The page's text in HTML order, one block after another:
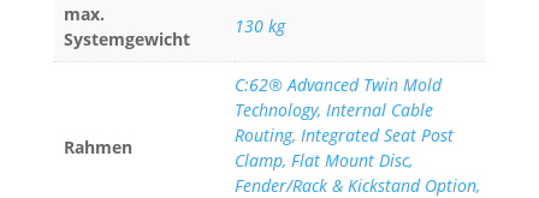
max.
Systemgewicht
130 kg
Rahmen
C:62® Advanced Twin Mold
Technology, Internal Cable
Routing, Integrated Seat Post
Clamp, Flat Mount Disc,
Fender/Rack & Kickstand Option,